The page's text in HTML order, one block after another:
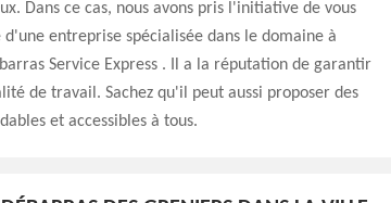
Dans ce cas, nous avons pris l'initiative de vous
entreprise spécialisée dans le domaine à
Service Express . Il a la réputation de garantir
de travail. Sachez qu'il peut aussi proposer des
et accessibles à tous.